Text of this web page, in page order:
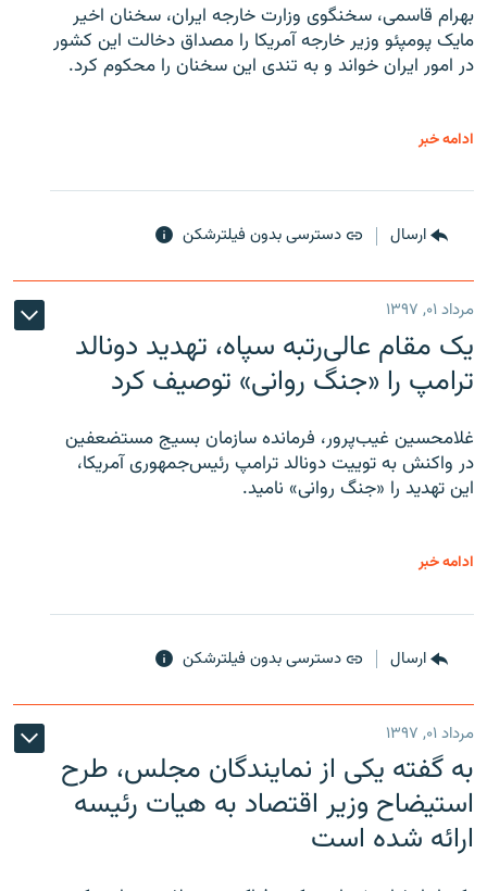
بهرام قاسمی، سخنگوی وزارت خارجه ایران، سخنان اخیر
مایک پومپئو وزیر خارجه آمریکا را مصداق دخالت این کشور
در امور ایران خواند و به تندی این سخنان را محکوم کرد.
ادامه خبر
ارسال دسترسی بدون فیلترشکن
مرداد ۰۱, ۱۳۹۷
یک مقام عالی‌رتبه سپاه، تهدید دونالد
ترامپ را «جنگ روانی» توصیف کرد
غلامحسین غیب‌پرور، فرمانده سازمان بسیج مستضعفین
در واکنش به توییت دونالد ترامپ رئیس‌جمهوری آمریکا،
این تهدید را «جنگ روانی» نامید.
ادامه خبر
ارسال دسترسی بدون فیلترشکن
مرداد ۰۱, ۱۳۹۷
به گفته یکی از نمایندگان مجلس، طرح
استیضاح وزیر اقتصاد به هیات رئیسه
ارائه شده است